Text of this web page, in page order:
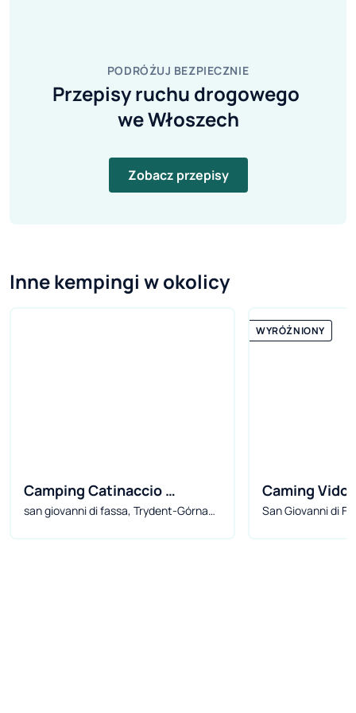
PODRÓŻUJ BEZPIECZNIE
Przepisy ruchu drogowego
we Włoszech
Zobacz przepisy
Inne kempingi w okolicy
Camping Catinaccio
Rosengarten
san giovanni di fassa, Trydent-Górna
WYRÓŻNIONY
Caming
Wellness
San Giovanni di